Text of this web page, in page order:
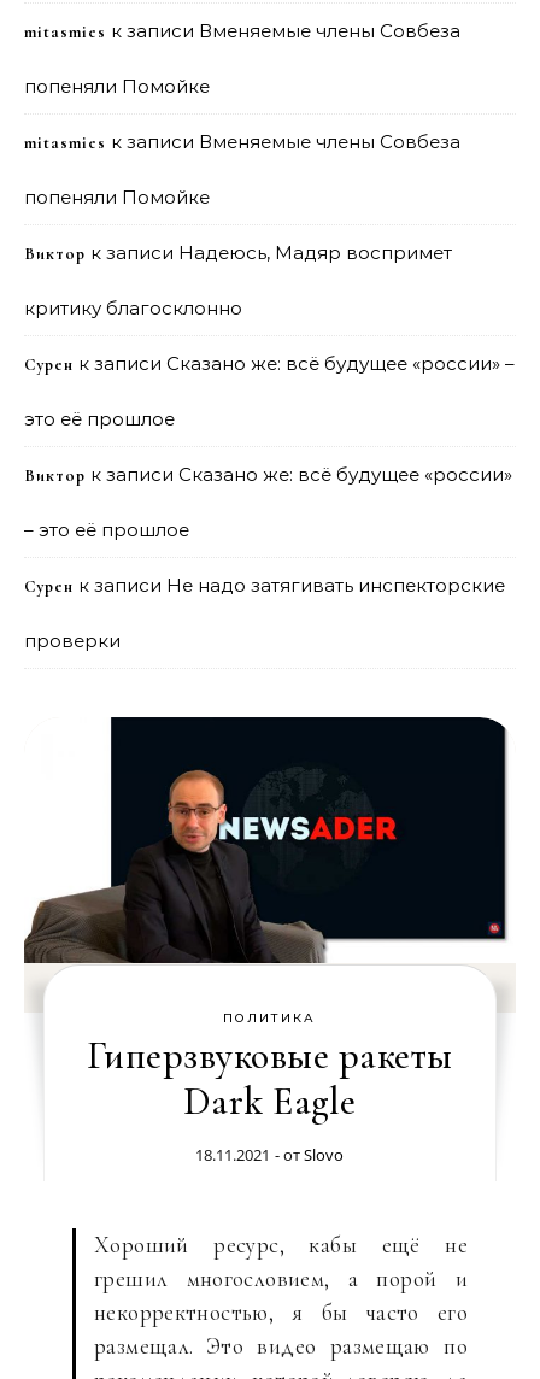
mitasmies к записи Вменяемые члены Совбеза
попеняли Помойке
mitasmies к записи Вменяемые члены Совбеза
попеняли Помойке
Виктор к записи Надеюсь, Мадяр воспримет
критику благосклонно
Сурен к записи Сказано же: всё будущее «россии» –
это её прошлое
Виктор к записи Сказано же: всё будущее «россии»
– это её прошлое
Сурен к записи Не надо затягивать инспекторские
проверки
ПОЛИТИКА
Гиперзвуковые ракеты
Dark Eagle
18.11.2021 - отSlovo
Хороший ресурс, кабы ещё не
грешил многословием, а порой и
некорректностью, я бы часто его
размещал. Это видео размещаю по